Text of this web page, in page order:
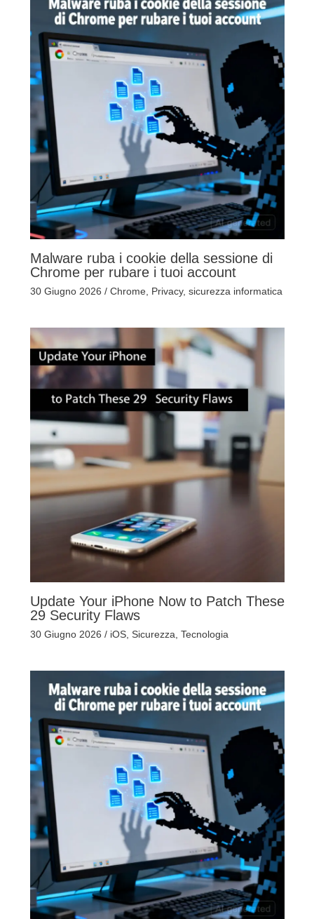
Malware ruba i cookie della sessione di
Chrome per rubare i tuoi account
30 Giugno 2026 / Chrome, Privacy, sicurezza informatica
Update Your iPhone Now to Patch These
29 Security Flaws
30 Giugno 2026 / iOS, Sicurezza, Tecnologia